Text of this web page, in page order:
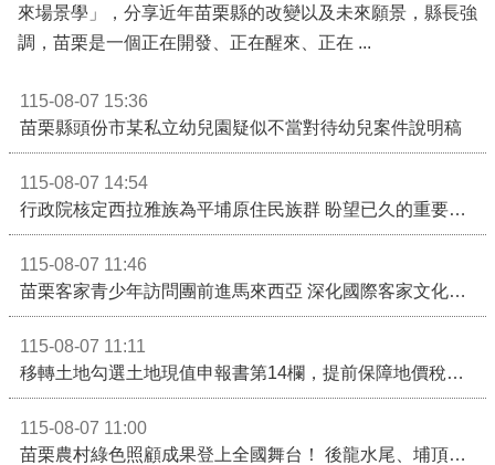
來場景學」，分享近年苗栗縣的改變以及未來願景，縣長強
調，苗栗是一個正在開發、正在醒來、正在 ...
115-08-07 15:36
苗栗縣頭份市某私立幼兒園疑似不當對待幼兒案件說明稿
115-08-07 14:54
行政院核定西拉雅族為平埔原住民族群 盼望已久的重要時刻到來！8月13日起受理民族成員名冊登記
115-08-07 11:46
苗栗客家青少年訪問團前進馬來西亞 深化國際客家文化交流
115-08-07 11:11
移轉土地勾選土地現值申報書第14欄，提前保障地價稅節稅權益
115-08-07 11:00
苗栗農村綠色照顧成果登上全國舞台！ 後龍水尾、埔頂社區前進2026高齡健康產業博覽會